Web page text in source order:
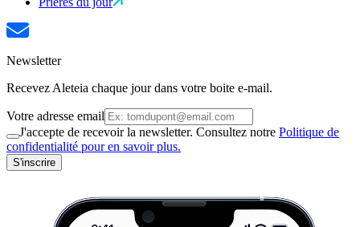
Newsletter
Recevez Aleteia chaque jour dans votre boite e-mail.
Votre adresse email
J'accepte de recevoir la newsletter. Consultez notre Politique de
confidentialité pour en savoir plus.
S'inscrire